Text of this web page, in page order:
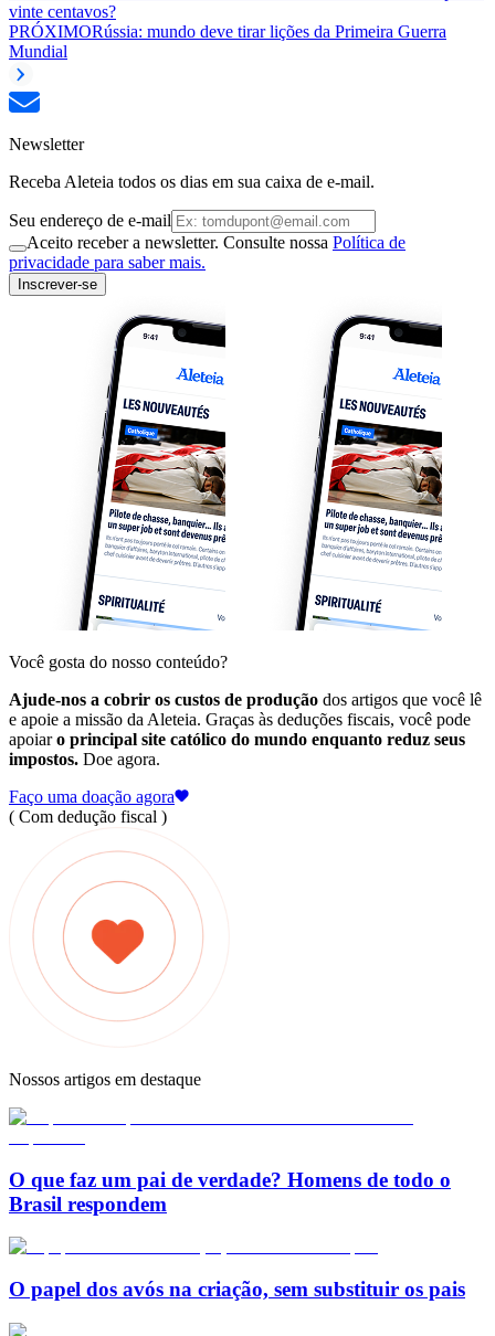
vinte centavos?
PRÓXIMORússia: mundo deve tirar lições da Primeira Guerra
Mundial
Newsletter
Receba Aleteia todos os dias em sua caixa de e-mail.
Seu endereço de e-mail
Aceito receber a newsletter. Consulte nossa Política de
privacidade para saber mais.
Inscrever-se
Você gosta do nosso conteúdo?
Ajude-nos a cobrir os custos de produção dos artigos que você lê
e apoie a missão da Aleteia. Graças às deduções fiscais, você pode
apoiaro principal site católico do mundo enquanto reduz seus
impostos. Doe agora.
Faço uma doação agora
( Com dedução fiscal )
Nossos artigos em destaque
O que faz um pai de verdade? Homens de todo o
Brasil respondem
O papel dos avós na criação, sem substituir os pais